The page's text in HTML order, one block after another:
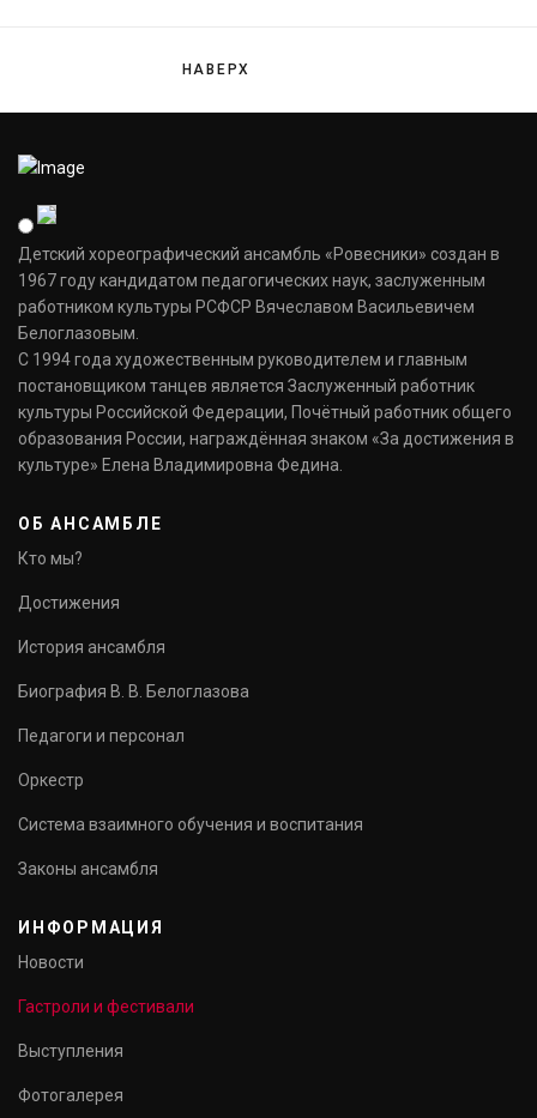
НАВЕРХ
Детский хореографический ансамбль «Ровесники» создан в
1967 году кандидатом педагогических наук, заслуженным
работником культуры РСФСР Вячеславом Васильевичем
Белоглазовым.
С 1994 года художественным руководителем и главным
постановщиком танцев является Заслуженный работник
культуры Российской Федерации, Почётный работник общего
образования России, награждённая знаком «За достижения в
культуре» Елена Владимировна Федина.
ОБ АНСАМБЛЕ
Кто мы?
Достижения
История ансамбля
Биография В. В. Белоглазова
Педагоги и персонал
Оркестр
Система взаимного обучения и воспитания
Законы ансамбля
ИНФОРМАЦИЯ
Новости
Гастроли и фестивали
Выступления
Фотогалерея